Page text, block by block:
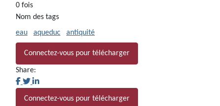
0 fois
Nom des tags
eau
aqueduc antiquité
Connectez-vous pour télécharger
Share:
Connectez-vous pour télécharger